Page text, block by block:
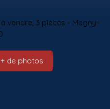
+ de photos